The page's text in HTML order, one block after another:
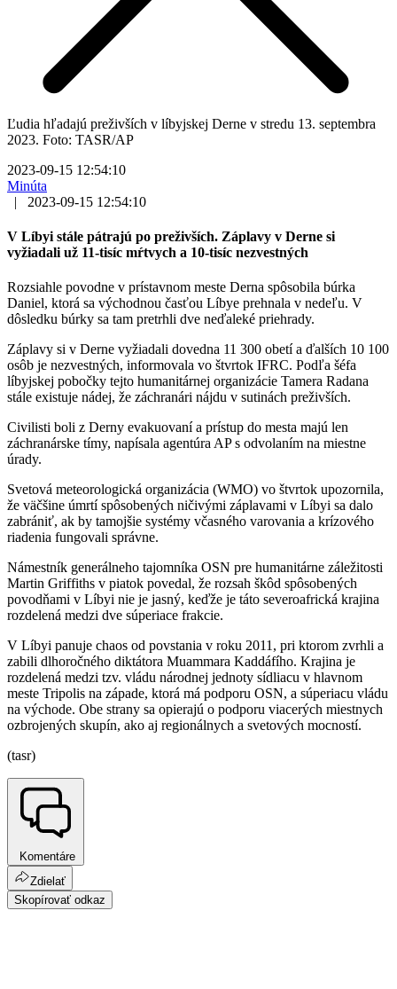
Ľudia hľadajú preživších v líbyjskej Derne v stredu 13. septembra
2023. Foto: TASR/AP
2023-09-15 12:54:10
Minúta
|
2023-09-15 12:54:10
V Líbyi stále pátrajú po preživších. Záplavy v Derne si
vyžiadali už 11-tisíc mŕtvych a 10-tisíc nezvestných
Rozsiahle povodne v prístavnom meste Derna spôsobila búrka
Daniel, ktorá sa východnou časťou Líbye prehnala v nedeľu. V
dôsledku búrky sa tam pretrhli dve neďaleké priehrady.
Záplavy si v Derne vyžiadali dovedna 11 300 obetí a ďalších 10 100
osôb je nezvestných, informovala vo štvrtok IFRC. Podľa šéfa
líbyjskej pobočky tejto humanitárnej organizácie Tamera Radana
stále existuje nádej, že záchranári nájdu v sutinách preživších.
Civilisti boli z Derny evakuovaní a prístup do mesta majú len
záchranárske tímy, napísala agentúra AP s odvolaním na miestne
úrady.
Svetová meteorologická organizácia (WMO) vo štvrtok upozornila,
že väčšine úmrtí spôsobených ničivými záplavami v Líbyi sa dalo
zabrániť, ak by tamojšie systémy včasného varovania a krízového
riadenia fungovali správne.
Námestník generálneho tajomníka OSN pre humanitárne záležitosti
Martin Griffiths v piatok povedal, že rozsah škôd spôsobených
povodňami v Líbyi nie je jasný, keďže je táto severoafrická krajina
rozdelená medzi dve súperiace frakcie.
V Líbyi panuje chaos od povstania v roku 2011, pri ktorom zvrhli a
zabili dlhoročného diktátora Muammara Kaddáfího. Krajina je
rozdelená medzi tzv. vládu národnej jednoty sídliacu v hlavnom
meste Tripolis na západe, ktorá má podporu OSN, a súperiacu vládu
na východe. Obe strany sa opierajú o podporu viacerých miestnych
ozbrojených skupín, ako aj regionálnych a svetových mocností.
(tasr)
Komentáre
Zdielať
Skopírovať odkaz